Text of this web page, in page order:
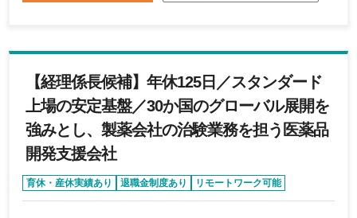
【経理係長候補】年休125日／スタンダード
上場の安定基盤／30か国のグローバル展開を
強みとし、製薬会社の治験業務を担う医薬品
開発支援会社
育休・産休実績あり 退職金制度あり
リモートワーク可能
副業相談可
完全週休2日制